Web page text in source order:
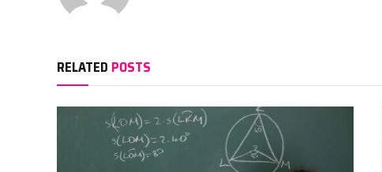
RELATED POSTS